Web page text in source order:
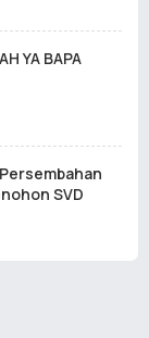
YA BAPA
Persembahan
SVD